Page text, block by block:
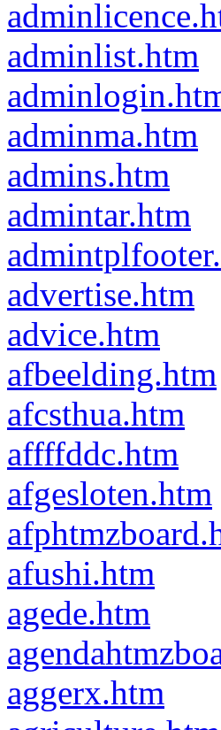
adminlist.htm
adminma.htm
admins.htm
admintar.htm
advertise.htm
advice.htm
afbeelding.htm
afcsthua.htm
affffddc.htm
afgesloten.htm
afushi.htm
agede.htm
aggerx.htm